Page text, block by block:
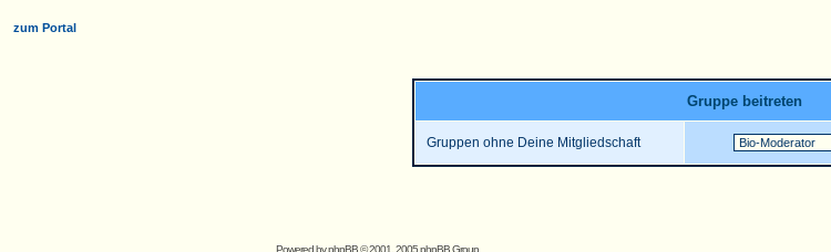
zum Portal
Gruppe beitreten
Gruppen ohne Deine Mitgliedschaft
Powered byphpBB© 2001, 2005 phpBB Group